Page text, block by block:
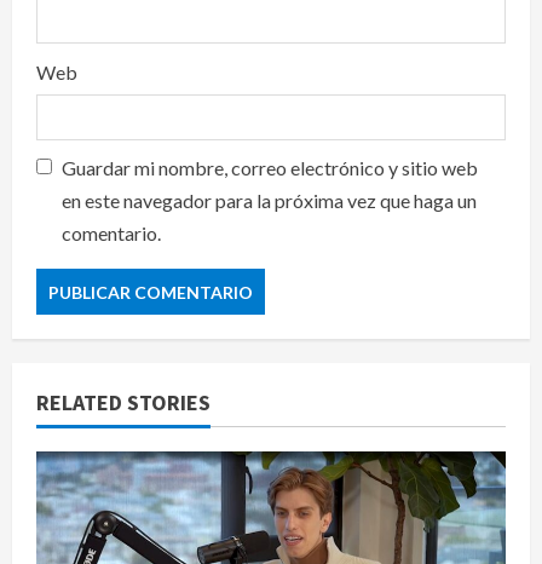
Web
Guardar mi nombre, correo electrónico y sitio web
en este navegador para la próxima vez que haga un
comentario.
RELATED STORIES